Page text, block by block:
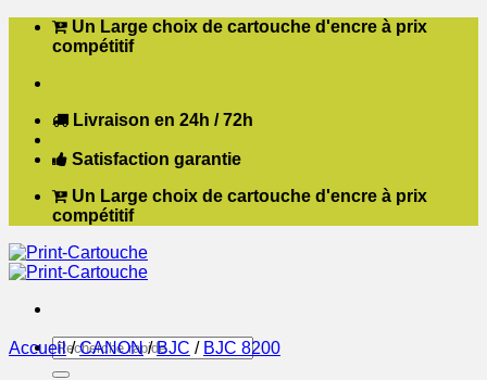
Passer Un Large choix de cartouche d'encre à prix
compétitif
Livraison en 24h / 72h
Satisfaction garantie
Un Large choix de cartouche d'encre à prix
compétitif
Recherche
pour :
Accueil / CANON / BJC / BJC 8200